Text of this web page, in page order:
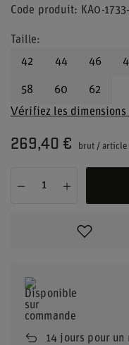
Code produit
KA0-
Taille
42
44 46
58 60
62
Vérifiez les
269,40 € brut / article
14 jours pour un